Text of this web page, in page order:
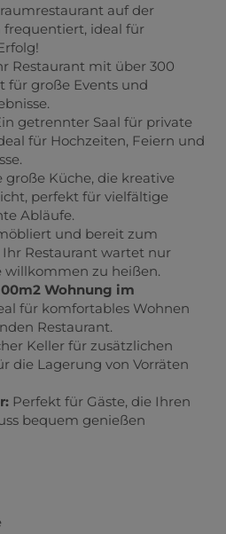
auf der
frequentiert, ideal für
Restaurant mit über 300
für große Events und
getrennter Saal für private
für Hochzeiten, Feiern und
große Küche, die kreative
perfekt für vielfältige
Abläufe.
und bereit zum
Restaurant wartet nur
willkommen zu heißen.
Wohnung im
für komfortables Wohnen
Restaurant.
Keller für zusätzlichen
die Lagerung von Vorräten
Perfekt für Gäste, die Ihren
bequem genießen